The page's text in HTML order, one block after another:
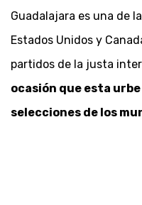
Guadalajara es una de
Estados Unidos y
partidos de la justa
ocasión que esta
selecciones de los